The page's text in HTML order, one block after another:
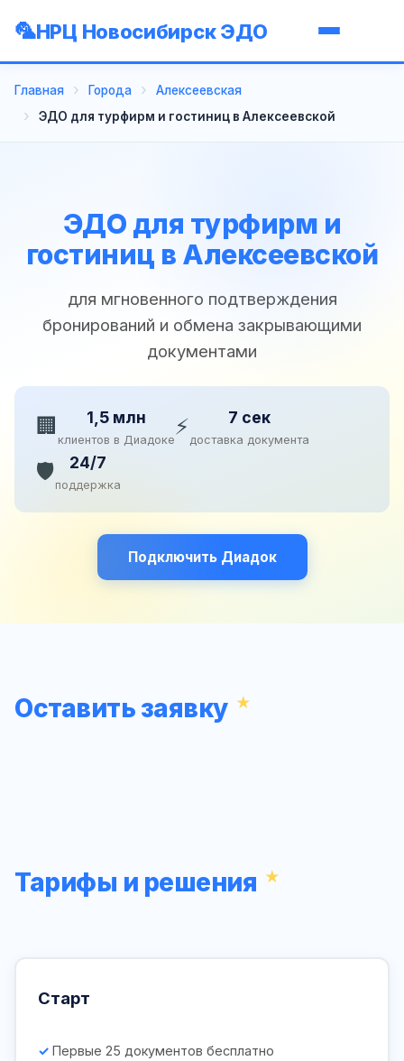
НРЦ Новосибирск ЭДО
Главная Города
Алексеевская
ЭДО для турфирм и гостиниц в Алексеевской
ЭДО для турфирм и
гостиниц в Алексеевской
для мгновенного подтверждения
бронирований и обмена закрывающими
документами
🏢 1,5 млн
клиентов в Диадоке⚡ 7 сек
доставка документа
🛡️ 24/7
поддержка
Подключить Диадок
Оставить заявку
Тарифы и решения
Старт
Первые 25 документов бесплатно